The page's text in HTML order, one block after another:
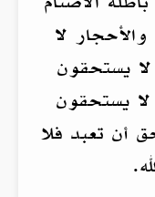
لا
يستحقون
لا يستحقون
أن تعبد فلا